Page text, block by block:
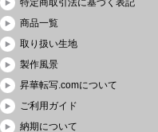
特定商取引法に基づく表記
商品一覧
取り扱い生地
製作風景
昇華転写.comについて
ご利用ガイド
納期について